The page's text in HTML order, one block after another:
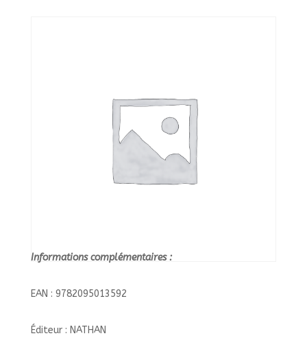
Informations complémentaires :
EAN : 9782095013592
Éditeur : NATHAN